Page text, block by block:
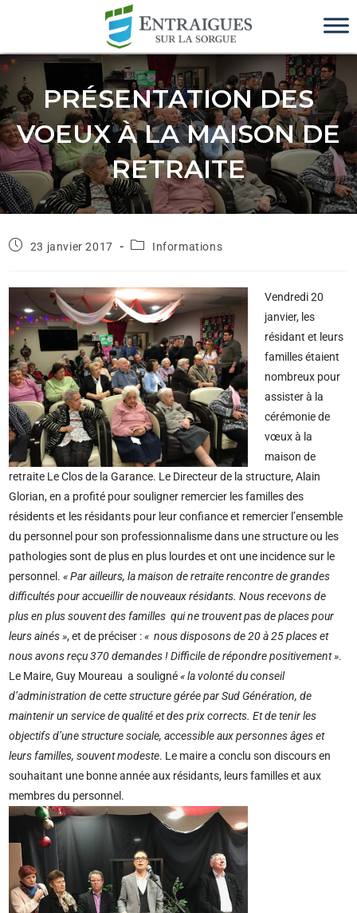
PRÉSENTATION DES
VOEUX À LA MAISON DE
RETRAITE
23 janvier 2017 Informations
Vendredi 20
janvier, les
résidant et leurs
familles étaient
nombreux pour
assister à la
cérémonie de
vœux à la
maison de
retraite Le Clos de la Garance. Le Directeur de la structure, Alain
Glorian, en a profité pour souligner remercier les familles des
résidents et les résidants pour leur confiance et remercier l’ensemble
du personnel pour son professionnalisme dans une structure ou les
pathologies sont de plus en plus lourdes et ont une incidence sur le
personnel.« Par ailleurs, la maison de retraite rencontre de grandes
difficultés pour accueillir de nouveaux résidants. Nous recevons de
plus en plus souvent des familles qui ne trouvent pas de places pour
leurs ainés », et de préciser :« nous disposons de 20 à 25 places et
nous avons reçu 370 demandes ! Difficile de répondre positivement ».
Le Maire, Guy Moureau a souligné« la volonté du conseil
d’administration de cette structure gérée par Sud Génération, de
maintenir un service de qualité et des prix corrects. Et de tenir les
objectifs d’une structure sociale, accessible aux personnes âges et
leurs familles, souvent modeste. Le maire a conclu son discours en
souhaitant une bonne année aux résidants, leurs familles et aux
membres du personnel.